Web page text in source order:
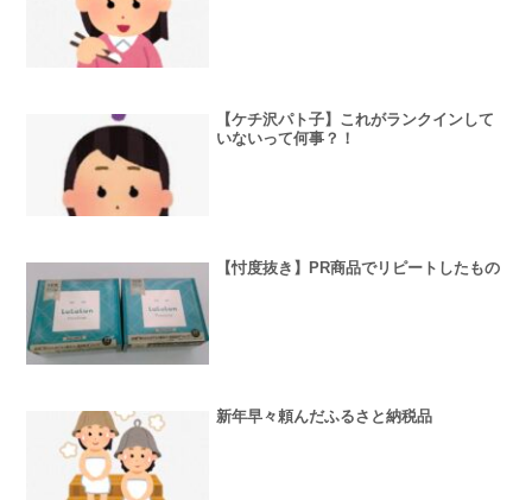
【ケチ沢パト子】これがランクインして
いないって何事？！
【忖度抜き】PR商品でリピートしたもの
新年早々頼んだふるさと納税品